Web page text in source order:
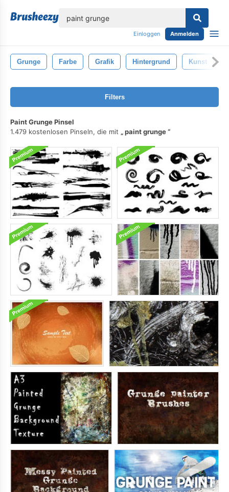
Einloggen Anmelden
Grunge Farbe Grafik Hintergrund Kunst
Filters
Paint Grunge Pinsel
1.479 kostenlosen Pinseln, die mit
paint grunge